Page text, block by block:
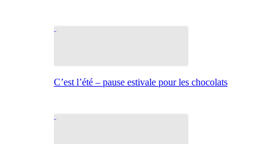
C’est l’été – pause estivale pour les chocolats